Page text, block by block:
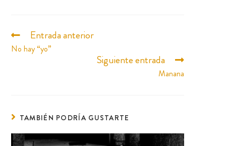
Entrada anterior
No hay “yo”
Siguiente entrada
Manana
TAMBIÉN PODRÍA GUSTARTE